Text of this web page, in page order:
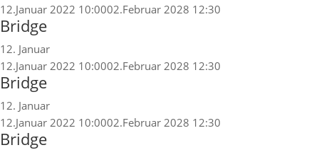
12.Januar 2022 10:0002.Februar 2028 12:30
Bridge
12. Januar
12.Januar 2022 10:0002.Februar 2028 12:30
Bridge
12. Januar
12.Januar 2022 10:0002.Februar 2028 12:30
Bridge